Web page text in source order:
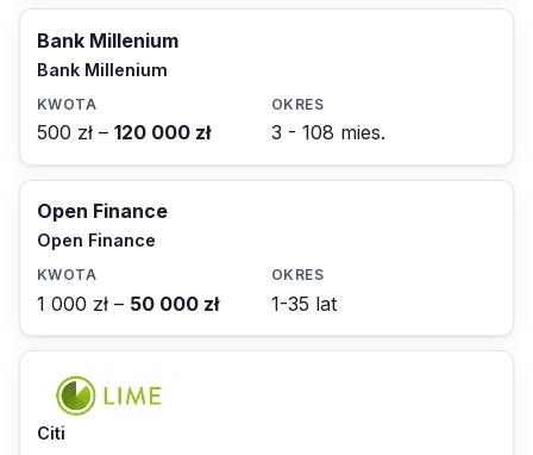
Bank Millenium
Bank Millenium
500 zł – 120 000 zł 3 - 108 mies.
Open Finance
Open Finance
1 000 zł – 50 000 zł 1-35 lat
Citi